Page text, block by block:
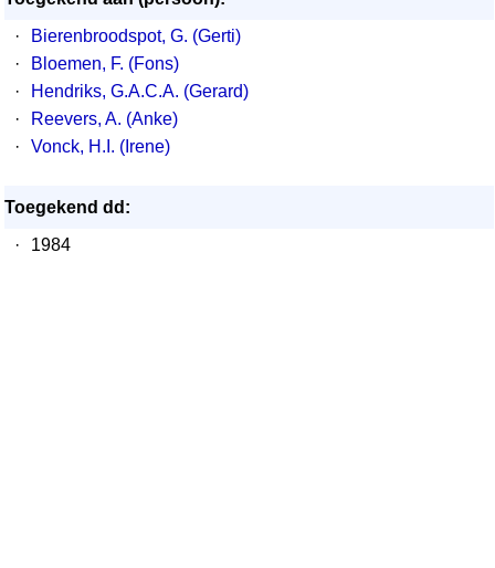
·
Bierenbroodspot, G. (Gerti)
·
Bloemen, F. (Fons)
·
Hendriks, G.A.C.A. (Gerard)
·
Reevers, A. (Anke)
·
Vonck, H.I. (Irene)
Toegekend dd:
·
1984